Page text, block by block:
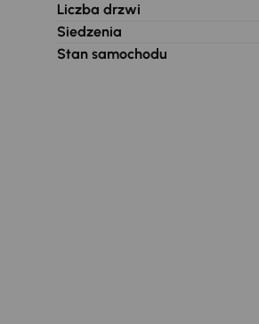
Liczba drzwi
Siedzenia
Stan samochodu